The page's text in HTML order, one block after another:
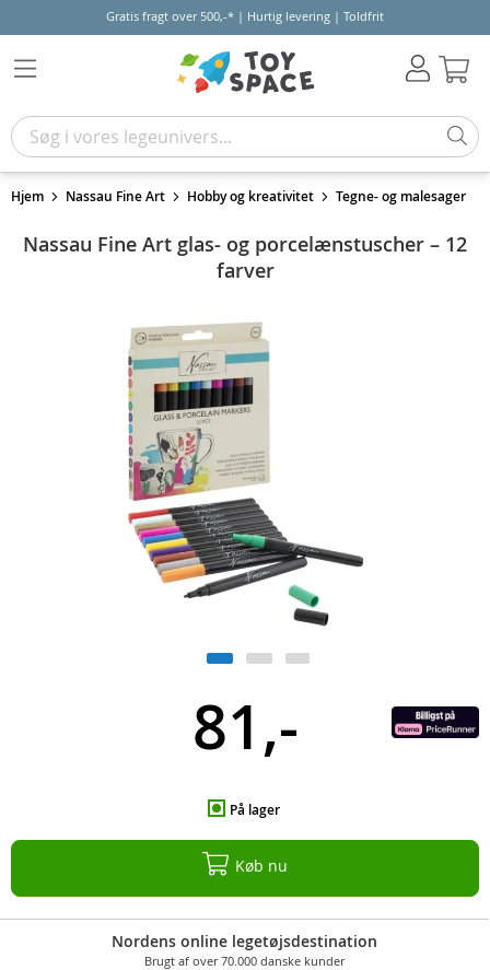
Gratis fragt over 500,-* | Hurtig levering | Toldfrit
Hjem Nassau Fine Art Hobby og kreativitet Tegne- og malesager
Nassau Fine Art glas- og porcelænstuscher – 12
farver
81,-
På lager
Køb nu
Nordens online legetøjsdestination
Brugt af over 70.000 danske kunder